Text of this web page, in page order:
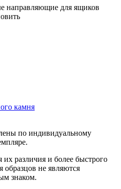
направляющие для ящиков
камня
по индивидуальному
различия и более быстрого
образцов не являются
знаком.